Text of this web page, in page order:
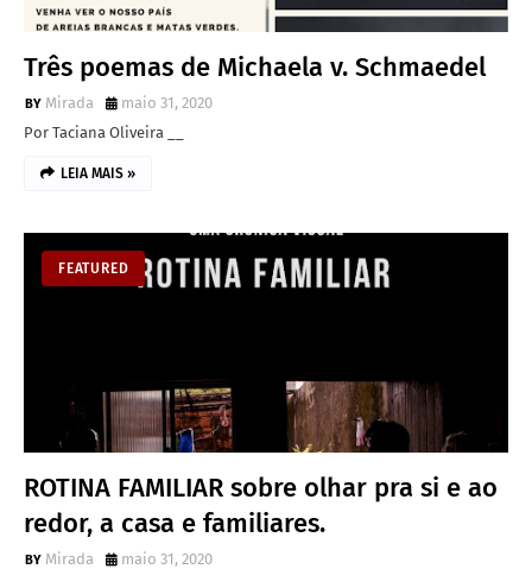
Três poemas de Michaela v. Schmaedel
Mirada
maio 31, 2020
Por Taciana Oliveira __
LEIA MAIS »
FEATURED
ROTINA FAMILIAR sobre olhar pra si e ao
redor, a casa e familiares.
Mirada
maio 31, 2020